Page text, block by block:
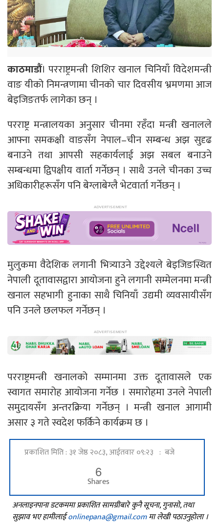
काठमाडौं। परराष्ट्रमन्त्री शिशिर खनाल चिनियाँ विदेशमन्त्री
वाङ यीको निमन्त्रणामा चीनको चार दिवसीय भ्रमणमा आज
बेइजिङतर्फ लागेका छन् ।
परराष्ट्र मन्त्रालयका अनुसार चीनमा रहँदा मन्त्री खनालले
आफ्ना समकक्षी वाङसँग नेपाल–चीन सम्बन्ध अझ सुदृढ
बनाउने तथा आपसी सहकार्यलाई अझ सबल बनाउने
सम्बन्धमा द्विपक्षीय वार्ता गर्नेछन् । साथै उनले चीनका उच्च
अधिकारीहरूसँग पनि बेग्लाबेग्लै भेटवार्ता गर्नेछन् ।
मुलुकमा वैदेशिक लगानी भित्र्याउने उद्देश्यले बेइजिङस्थित
नेपाली दूतावासद्वारा आयोजना हुने लगानी सम्मेलनमा मन्त्री
खनाल सहभागी हुनाका साथै चिनियाँ उद्यमी व्यवसायीसँग
पनि उनले छलफल गर्नेछन् ।
परराष्ट्रमन्त्री खनालको सम्मानमा उक्त दूतावासले एक
स्वागत समारोह आयोजना गर्नेछ । समारोहमा उनले नेपाली
समुदायसँग अन्तरक्रिया गर्नेछन् । मन्त्री खनाल आगामी
असार ३ गते स्वदेश फर्किने कार्यक्रम छ ।
प्रकाशित मिति : ३१ जेष्ठ २०८३, आईतवार ०९:२३ : बजे
6
Shares
अनलाइनपाना डटकममा प्रकाशित सामग्रीबारे कुनै सूचना, गुनासो, तथा
सुझाव भए हामीलाईonlinepana@gmail.comमा लेखी पठाउनुहोला ।